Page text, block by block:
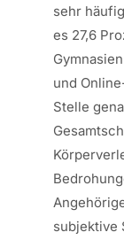
sehr
es 27,6
und
Stelle
subjektive